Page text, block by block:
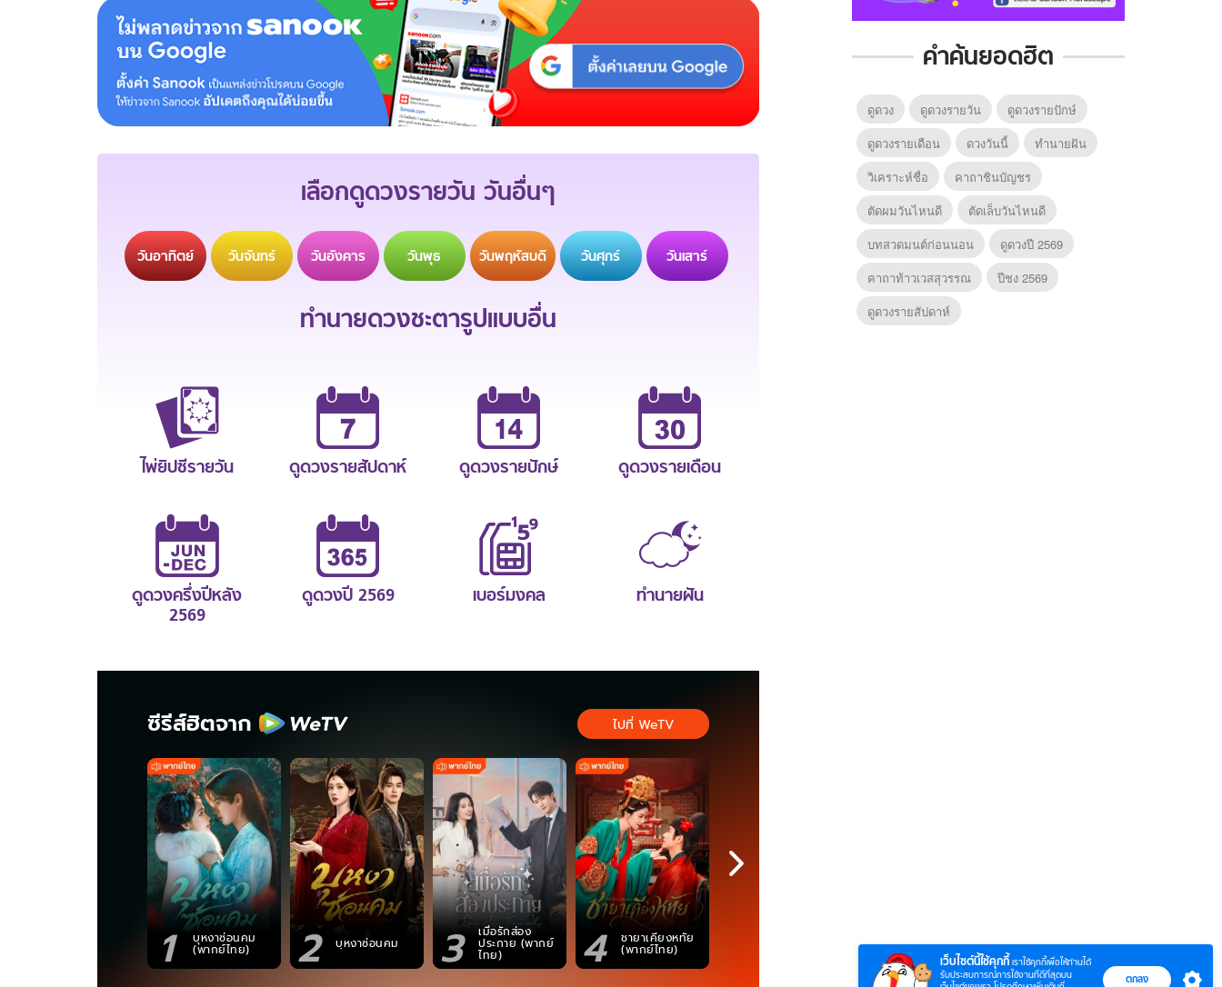
เลือกดูดวงรายวัน วันอื่นๆ
วันอาทิตย์ วันจันทร์ วันอังคาร วันพุธ วันพฤหัสบดี วันศุกร์ วันเสาร์
ทำนายดวงชะตารูปแบบอื่น
ไพ่ยิปซีรายวัน ดูดวงรายสัปดาห์ ดูดวงรายปักษ์ ดูดวงรายเดือน
ดูดวงครึ่งปีหลัง
2569
ดูดวงปี 2569 เบอร์มงคล ทำนายฝัน
ซีรีส์ฮิตจาก
1 บุหงาซ่อนคม
(พากย์ไทย) 2 บุหงาซ่อนคม 3 เมื่อรักส่อง
ประกาย (พากย์
ไทย) 4 ชายาเคียงหทัย
(พากย์ไทย) 5 6 ภูตถังซาน
(พากย์ไทย) 7 ภูตถังซาน 2
(พากย์ไทย) 8 พบเ
ไปที่ WeTV
คำค้นยอดฮิต
ดูดวง ดูดวงรายวัน
ดูดวงรายปักษ์
ดูดวงรายเดือน
ดวงวันนี้
ทํานายฝัน
วิเคราะห์ชื่อ
คาถาชินบัญชร
ตัดผมวันไหนดี
ตัดเล็บวันไหนดี
บทสวดมนต์ก่อนนอน
ดูดวงปี 2569
คาถาท้าวเวสสุวรรณ
ปีชง 2569
ดูดวงรายสัปดาห์
เว็บไซต์นี้ใช้คุกกี้ เราใช้คุกกี้เพื่อให้ท่านได้
รับประสบการณ์การใช้งานที่ดีที่สุดบน
ตกลง